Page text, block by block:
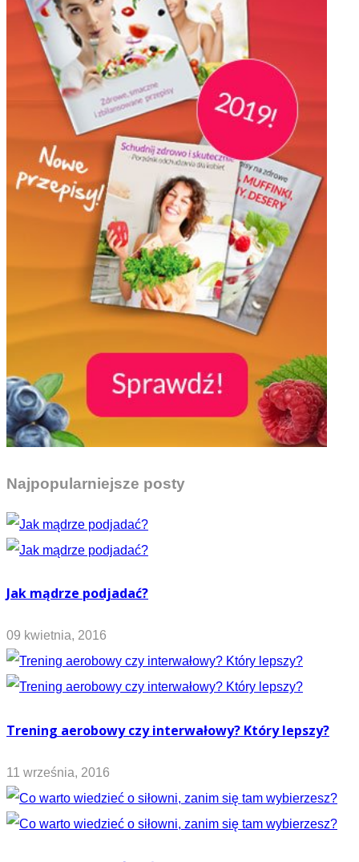
Najpopularniejsze posty
Jak mądrze podjadać?
09 kwietnia, 2016
Trening aerobowy czy interwałowy? Który lepszy?
11 września, 2016